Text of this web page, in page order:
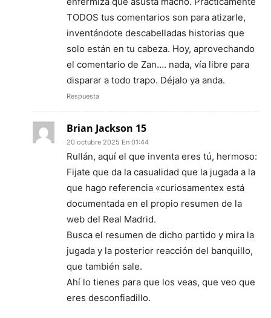
TODOS tus comentarios son para atizarle,
inventándote descabelladas historias que
solo están en tu cabeza. Hoy, aprovechando
el comentario de Zan…. nada, vía libre para
disparar a todo trapo. Déjalo ya anda.
Respuesta
Brian Jackson 15
20 octubre 2025 En 01:44
Rullán, aquí el que inventa eres tú, hermoso:
Fijate que da la casualidad que la jugada a la
que hago referencia «curiosamentex está
documentada en el propio resumen de la
web del Real Madrid.
Busca el resumen de dicho partido y mira la
jugada y la posterior reacción del banquillo,
que también sale.
Ahí lo tienes para que los veas, que veo que
eres desconfiadillo.